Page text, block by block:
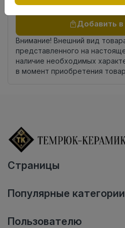
Осталось119 упак
Добавить в
Внимание! Внешний вид
представленного на
наличие необходимых
в момент приобретения
Страницы
Популярные категории
Пользователю